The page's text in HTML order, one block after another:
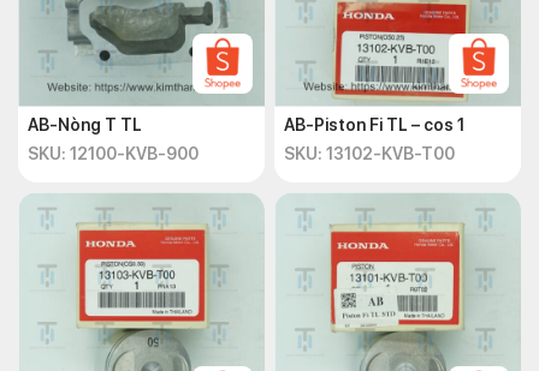
AB-Nòng T TL
SKU: 12100-KVB-900
AB-Piston Fi TL – cos 1
SKU: 13102-KVB-T00